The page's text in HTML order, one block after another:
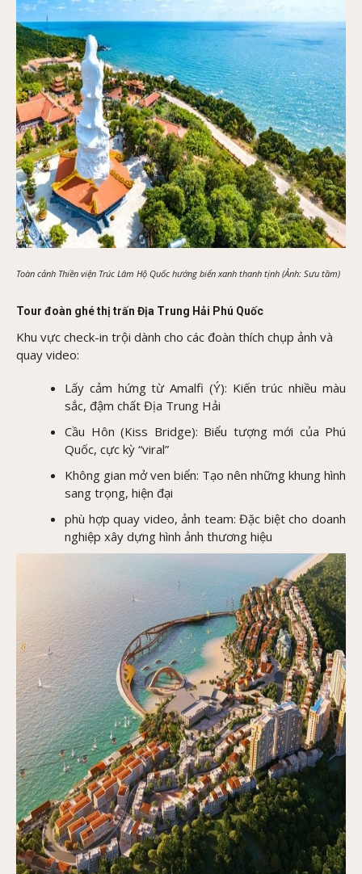
Toàn cảnh Thiền viện Trúc Lâm Hộ Quốc hướng biển xanh thanh tịnh (Ảnh: Sưu tầm)
Tour đoàn ghé thị trấn Địa Trung Hải Phú Quốc
Khu vực check-in trội dành cho các đoàn thích chụp ảnh và
quay video:
Lấy cảm hứng từ Amalfi (Ý): Kiến trúc nhiều màu
sắc, đậm chất Địa Trung Hải
Cầu Hôn (Kiss Bridge): Biểu tượng mới của Phú
Quốc, cực kỳ “viral”
Không gian mở ven biển: Tạo nên những khung hình
sang trọng, hiện đại
phù hợp quay video, ảnh team: Đặc biệt cho doanh
nghiệp xây dựng hình ảnh thương hiệu